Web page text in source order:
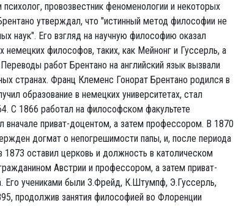
провозвестник феноменологии и некоторых
утверждал, что "истинный метод философии не
наук". Его взгляд на научную философию оказал
немецких философов, таких, как Мейнонг и Гуссерль, а
работ Брентано на английский язык вызвали
странах. Франц Клеменс Гонорат Брентано родился в
образование в немецких университетах, стал
С 1866 работал на философском факультете
вначале приват-доцентом, а затем профессором. В 1870
догмат о непогрешимости папы, и, после периода
1873 оставил церковь и должность в католическом
Австрии и профессором, а затем приват-
Его учениками были З.Фрейд, К.Штумпф, Э.Гуссерль,
продолжив занятия философией во Флоренции